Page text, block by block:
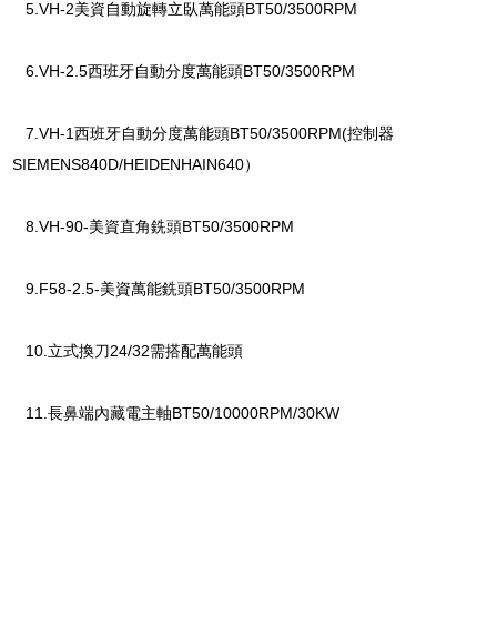
5.VH-2美資自動旋轉立臥萬能頭BT50/3500RPM
6.VH-2.5西班牙自動分度萬能頭BT50/3500RPM
7.VH-1西班牙自動分度萬能頭BT50/3500RPM(控制器
SIEMENS840D/HEIDENHAIN640）
8.VH-90-美資直角銑頭BT50/3500RPM
9.F58-2.5-美資萬能銑頭BT50/3500RPM
10.立式換刀24/32需搭配萬能頭
11.長鼻端內藏電主軸BT50/10000RPM/30KW